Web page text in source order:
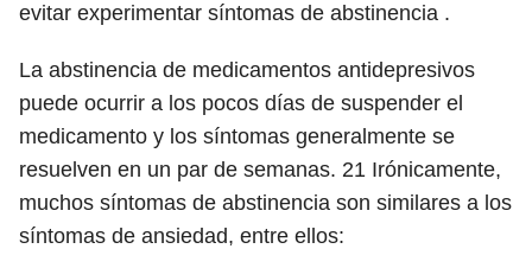
evitar experimentar síntomas de abstinencia .
La abstinencia de medicamentos antidepresivos
puede ocurrir a los pocos días de suspender el
medicamento y los síntomas generalmente se
resuelven en un par de semanas. 21 Irónicamente,
muchos síntomas de abstinencia son similares a los
síntomas de ansiedad, entre ellos: